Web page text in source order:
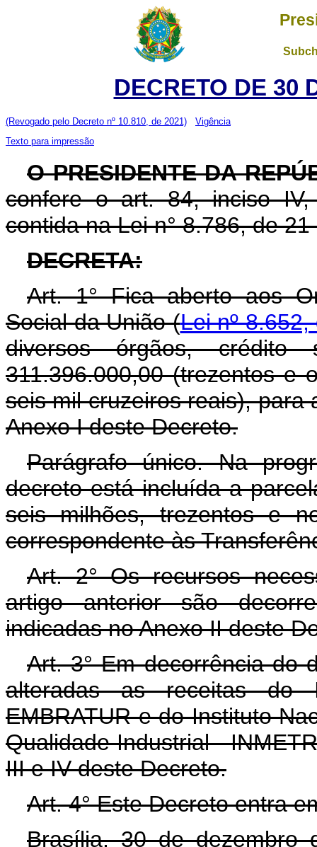
DECRETO DE 30
(Revogado pelo Decreto nº 10.810, de 2021)
Vigência
Texto para impressão
O PRESIDENTE DA
confere o art. 84, inciso
contida na Lei n° 8.786, de
DECRETA:
Art. 1° Fica aberto aos
Social da União (Lei nº
diversos órgãos,
311.396.000,00 (trezentos e
seis mil cruzeiros reais), para
Anexo I deste Decreto.
Parágrafo único. Na
decreto está incluída a
seis milhões, trezentos e
correspondente às
Art. 2° Os recursos
artigo anterior são
indicadas no Anexo II deste
Art. 3° Em decorrência do
alteradas as receitas do
EMBRATUR e do Instituto
Qualidade Industrial -
III e IV deste Decreto.
Art. 4° Este Decreto entra
Brasília, 30 de dezembro